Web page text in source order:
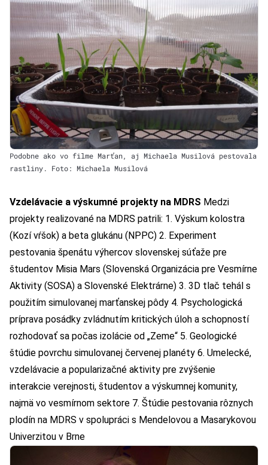
Podobne ako vo filme Marťan, aj Michaela Musilová pestovala
rastliny. Foto: Michaela Musilová
Vzdelávacie a výskumné projekty na MDRS Medzi
projekty realizované na MDRS patrili: 1. Výskum kolostra
(Kozí vŕšok) a beta glukánu (NPPC) 2. Experiment
pestovania špenátu výhercov slovenskej súťaže pre
študentov Misia Mars (Slovenská Organizácia pre Vesmírne
Aktivity (SOSA) a Slovenské Elektrárne) 3. 3D tlač tehál s
použitím simulovanej marťanskej pôdy 4. Psychologická
príprava posádky zvládnutím kritických úloh a schopností
rozhodovať sa počas izolácie od „Zeme“ 5. Geologické
štúdie povrchu simulovanej červenej planéty 6. Umelecké,
vzdelávacie a popularizačné aktivity pre zvýšenie
interakcie verejnosti, študentov a výskumnej komunity,
najmä vo vesmírnom sektore 7. Štúdie pestovania rôznych
plodín na MDRS v spolupráci s Mendelovou a Masarykovou
Univerzitou v Brne